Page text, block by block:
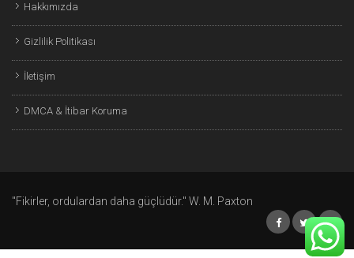
Hakkımızda
Gizlilik Politikası
İletişim
DMCA & İtibar Koruma
"Fikirler, ordulardan daha güçlüdür." W. M. Paxton